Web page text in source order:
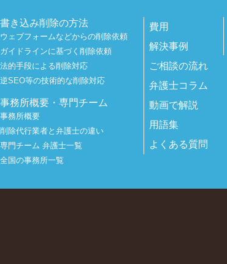
書き込み削除の方法
ウェブフォームなどからの削除依頼
ガイドラインに基づく削除依頼
法的手段による削除対応
逆SEO等の技術的な削除対応
事務所概要・専門チーム
事務所概要
削除代行業者と弁護士の違い
専門チーム 弁護士一覧
全国の事務所一覧
費用
解決事例
ご相談の流れ
弁護士コラム
動画で解説
用語集
よくある質問